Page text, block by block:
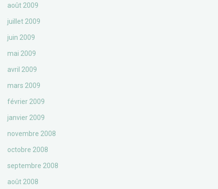
août 2009
juillet 2009
juin 2009
mai 2009
avril 2009
mars 2009
février 2009
janvier 2009
novembre 2008
octobre 2008
septembre 2008
août 2008